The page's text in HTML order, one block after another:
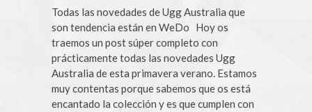
Todas las novedades de Ugg Australia que
son tendencia están en WeDo Hoy os
traemos un post súper completo con
prácticamente todas las novedades Ugg
Australia de esta primavera verano. Estamos
muy contentas porque sabemos que os está
encantado la colección y es que cumplen con